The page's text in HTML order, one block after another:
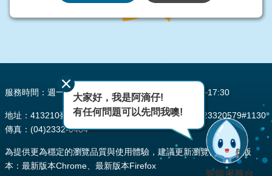
服務時間：週一至週五 AM08:00~12:00 PM13:30~17:30
地址：413210臺中市霧峰區峰堤路195號 電話：(04)23320579#1130
傳真：(04)2332-0484
為提供更為穩定的瀏覽品質與使用體驗，建議更新瀏覽器至以下版
本：最新版本Chrome、最新版本Firefox
大家好，我是阿滴仔!
有任何問題可以先問我噢!
智能服務台